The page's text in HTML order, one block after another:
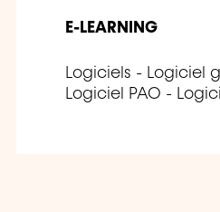
E-LEARNING
Logiciels - Logiciel
Logiciel PAO -